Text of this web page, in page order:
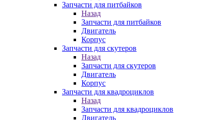
Запчасти для питбайков
Назад
Запчасти для питбайков
Двигатель
Корпус
Запчасти для скутеров
Назад
Запчасти для скутеров
Двигатель
Корпус
Запчасти для квадроциклов
Назад
Запчасти для квадроциклов
Двигатель